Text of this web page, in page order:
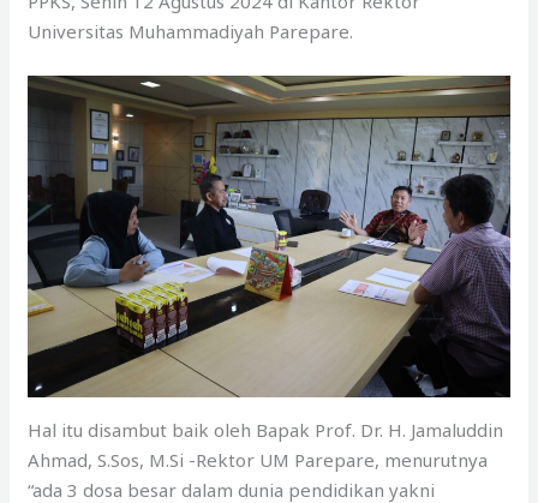
Universitas Muhammadiyah Parepare.
Hal itu disambut baik oleh Bapak Prof. Dr. H. Jamaluddin
Ahmad, S.Sos, M.Si -Rektor UM Parepare, menurutnya
“ada 3 dosa besar dalam dunia pendidikan yakni